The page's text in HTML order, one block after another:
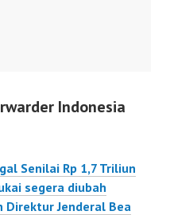
Indonesia
Senilai Rp 1,7 Triliun
segera diubah
Direktur Jenderal Bea